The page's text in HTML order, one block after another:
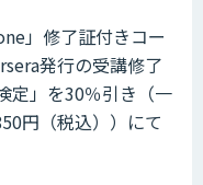
」修了証付きコー
発行の受講修了
定」を30％引き（一
円（税込））にて